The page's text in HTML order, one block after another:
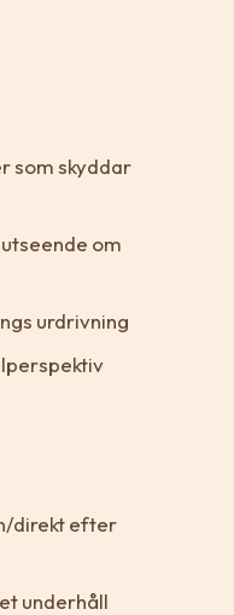
som skyddar
om
urdrivning
direkt efter
underhåll